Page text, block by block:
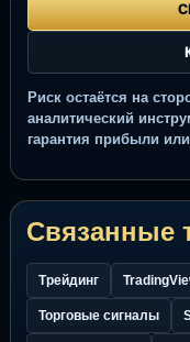
Риск остаётся на
аналитический
гарантия прибыли
Связанные
Трейдинг
Торговые сигналы